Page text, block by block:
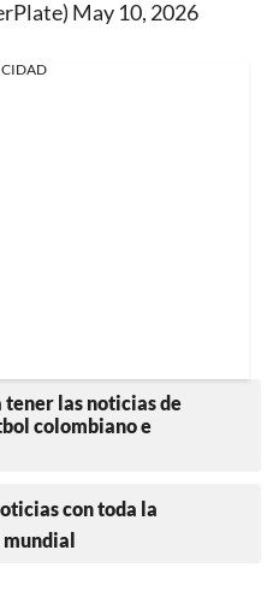
May 10, 2026
tener las noticias de
colombiano e
con toda la